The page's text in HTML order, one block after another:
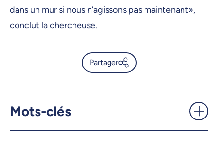
dans un mur si nous n’agissons pas maintenant»,
conclut la chercheuse.
Partager
Mots-clés